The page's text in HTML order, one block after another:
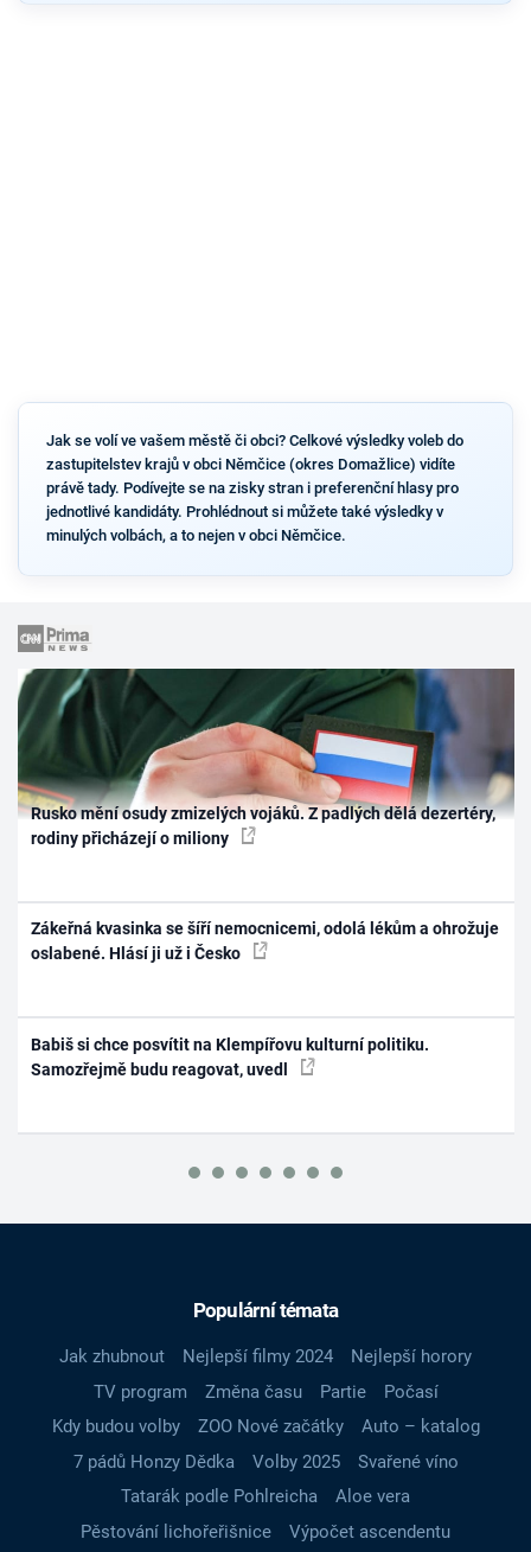
Jak se volí ve vašem městě či obci? Celkové výsledky voleb do
zastupitelstev krajů v obci Němčice (okres Domažlice) vidíte
právě tady. Podívejte se na zisky stran i preferenční hlasy pro
jednotlivé kandidáty. Prohlédnout si můžete také výsledky v
minulých volbách, a to nejen v obci Němčice.
Rusko mění osudy zmizelých vojáků. Z padlých dělá dezertéry,
rodiny přicházejí o miliony
Zákeřná kvasinka se šíří nemocnicemi, odolá lékům a ohrožuje
oslabené. Hlásí ji už i Česko
Babiš si chce posvítit na Klempířovu kulturní politiku.
Samozřejmě budu reagovat, uvedl
Populární témata
Jak zhubnout Nejlepší filmy 2024
Nejlepší horory
TV program
Změna času Partie
Počasí
Kdy budou volby
ZOO Nové začátky
Auto – katalog
7 pádů Honzy Dědka
Volby 2025
Svařené víno
Tatarák podle Pohlreicha
Aloe vera
Pěstování lichořeřišnice
Výpočet ascendentu